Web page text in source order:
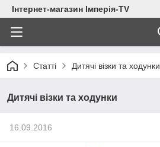
Інтернет-магазин Імперія-TV
Статті Дитячі візки та ходунки
Дитячі візки та ходунки
16.09.2016